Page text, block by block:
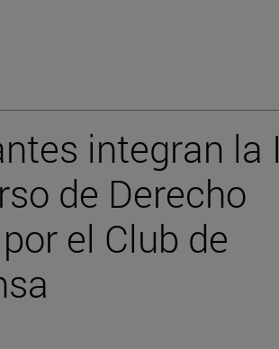
integran la I
de Derecho
el Club de